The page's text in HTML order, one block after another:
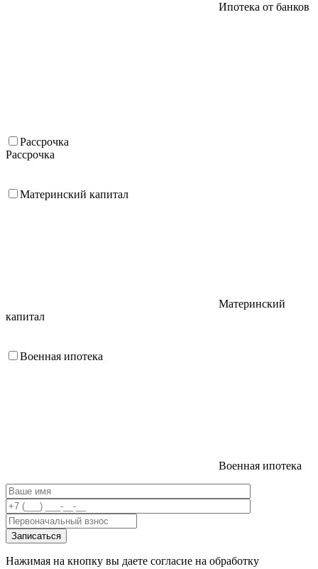
Ипотека от банков
Рассрочка
Рассрочка
Материнский капитал
Материнский
капитал
Военная ипотека
Военная ипотека
Нажимая на кнопку вы даете согласие на обработку